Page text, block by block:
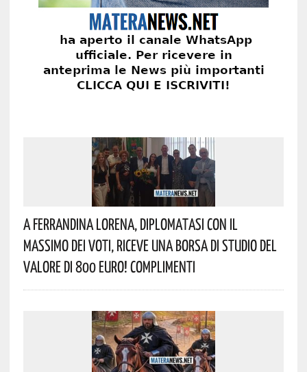
A Ferrandina Lorena, Diplomatasi Con Il
Massimo Dei Voti, Riceve Una Borsa Di Studio Del
Valore Di 800 Euro! Complimenti